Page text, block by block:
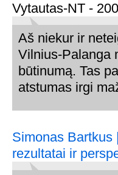
Vytautas-NT -
Aš niekur ir
Vilnius-Palanga
būtinumą. Tas
atstumas irgi
Simonas Bartkus
rezultatai ir